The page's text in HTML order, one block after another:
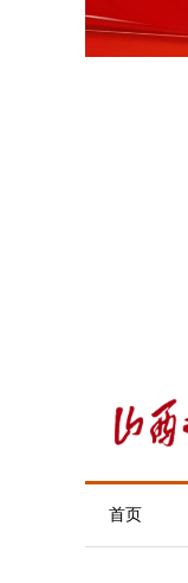
首页